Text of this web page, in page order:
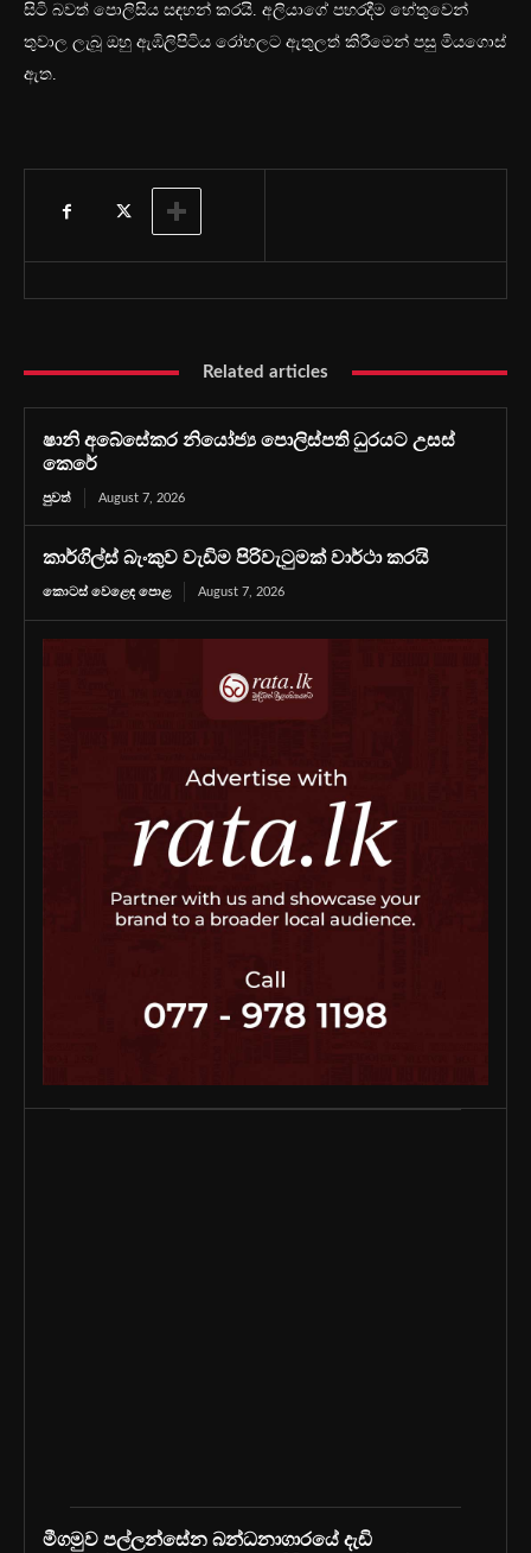
සිටි බවත් පොලිසිය සඳහන් කරයි. අලියාගේ පහරදීම හේතුවෙන්
තුවාල ලැබූ ඔහු ඇඹිලිපිටිය රෝහලට ඇතුලත් කිරීමෙන් පසු මියගොස්
ඇත.
Related articles
ෂානි අබේසේකර නියෝජ්‍ය පොලිස්පති ධුරයට උසස්
කෙරේ
පුවත් August 7, 2026
කාර්ගිල්ස් බැංකුව වැඩිම පිරිවැටුමක් වාර්ථා කරයි
කොටස් වෙළෙඳ පොළ August 7, 2026
මීගමුව පල්ලන්සේන බන්ධනාගාරයේ දැඩි